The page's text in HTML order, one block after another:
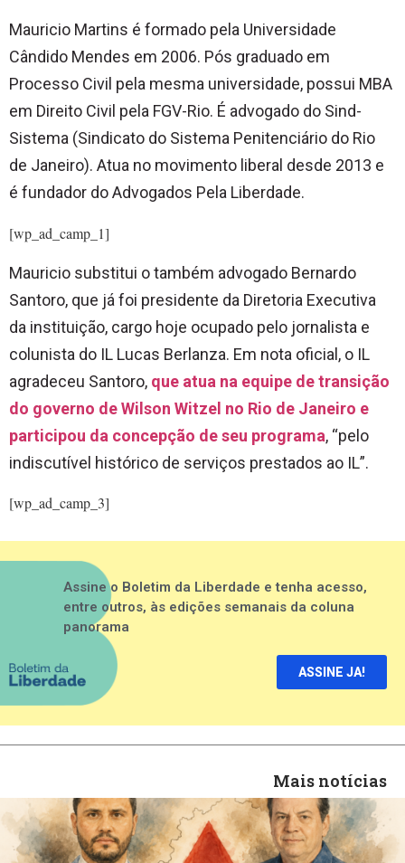
Mauricio Martins é formado pela Universidade
Cândido Mendes em 2006. Pós graduado em
Processo Civil pela mesma universidade, possui MBA
em Direito Civil pela FGV-Rio. É advogado do Sind-
Sistema (Sindicato do Sistema Penitenciário do Rio
de Janeiro). Atua no movimento liberal desde 2013 e
é fundador do Advogados Pela Liberdade.
[wp_ad_camp_1]
Mauricio substitui o também advogado Bernardo
Santoro, que já foi presidente da Diretoria Executiva
da instituição, cargo hoje ocupado pelo jornalista e
colunista do IL Lucas Berlanza. Em nota oficial, o IL
agradeceu Santoro, que atua na equipe de transição
do governo de Wilson Witzel no Rio de Janeiro e
participou da concepção de seu programa, “pelo
indiscutível histórico de serviços prestados ao IL”.
[wp_ad_camp_3]
Assine o Boletim da Liberdade e tenha acesso,
entre outros, às edições semanais da coluna
panorama
ASSINE JA!
Mais notícias